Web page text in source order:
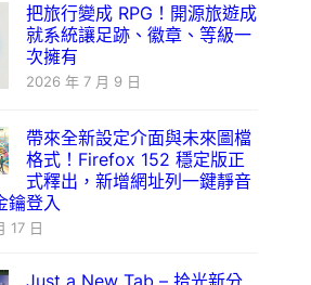
把旅行變成 RPG！開源旅遊成
就系統讓足跡、徽章、等級一
次擁有
2026 年 7 月 9 日
帶來全新設定介面與未來圖檔
格式！Firefox 152 穩定版正
式釋出，新增網址列一鍵靜音
鑰登入
17 日